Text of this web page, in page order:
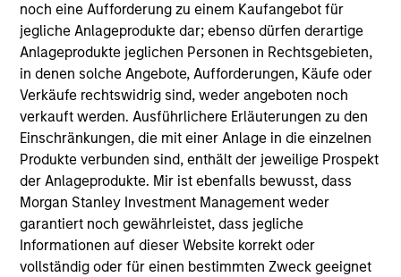
noch eine Aufforderung zu einem Kaufangebot für
jegliche Anlageprodukte dar; ebenso dürfen derartige
Anlageprodukte jeglichen Personen in Rechtsgebieten,
in denen solche Angebote, Aufforderungen, Käufe oder
Verkäufe rechtswidrig sind, weder angeboten noch
verkauft werden. Ausführlichere Erläuterungen zu den
Einschränkungen, die mit einer Anlage in die einzelnen
Produkte verbunden sind, enthält der jeweilige Prospekt
der Anlageprodukte. Mir ist ebenfalls bewusst, dass
Morgan Stanley Investment Management weder
garantiert noch gewährleistet, dass jegliche
Informationen auf dieser Website korrekt oder
vollständig oder für einen bestimmten Zweck geeignet
Resources
Our dedicated team offers client-focused
resources and expertise with technology-
based support and solutions.